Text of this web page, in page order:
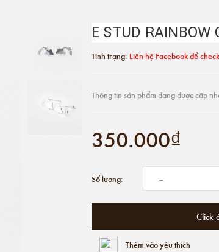
E STUD RAINBOW
Tình trạng: Liên hệ Facebook để
Thông tin sản phẩm đang được cập
350.000₫
Số lượng: -
Click
Thêm vào yêu thích